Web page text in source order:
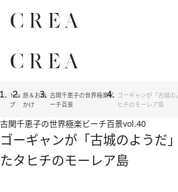
トッ
プ
旅＆お出
かけ
古関千恵子の世界極楽ビ
ーチ百景
ゴーギャンが「古城の
ヒチのモーレア島
古関千恵子の世界極楽ビーチ百景vol.40
ゴーギャンが「古城のようだ
たタヒチのモーレア島